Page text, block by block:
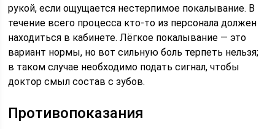
рукой, если ощущается нестерпимое покалывание. В
течение всего процесса кто-то из персонала должен
находиться в кабинете. Лёгкое покалывание — это
вариант нормы, но вот сильную боль терпеть нельзя;
в таком случае необходимо подать сигнал, чтобы
доктор смыл состав с зубов.
Противопоказания